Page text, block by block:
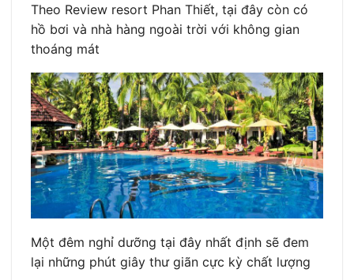
Theo Review resort Phan Thiết, tại đây còn có
hồ bơi và nhà hàng ngoài trời với không gian
thoáng mát
Một đêm nghỉ dưỡng tại đây nhất định sẽ đem
lại những phút giây thư giãn cực kỳ chất lượng